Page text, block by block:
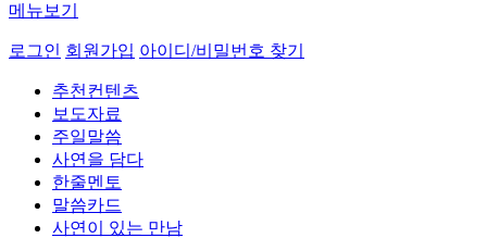
메뉴보기
로그인 회원가입 아이디/비밀번호 찾기
추천컨텐츠
보도자료
주일말씀
사연을 담다
한줄멘토
말씀카드
사연이 있는 만남